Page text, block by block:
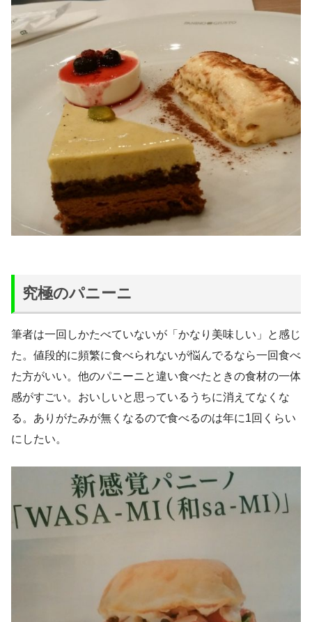
究極のパニーニ
筆者は一回しかたべていないが「かなり美味しい」と感じ
た。値段的に頻繁に食べられないが悩んでるなら一回食べ
た方がいい。他のパニーニと違い食べたときの食材の一体
感がすごい。おいしいと思っているうちに消えてなくな
る。ありがたみが無くなるので食べるのは年に1回くらい
にしたい。